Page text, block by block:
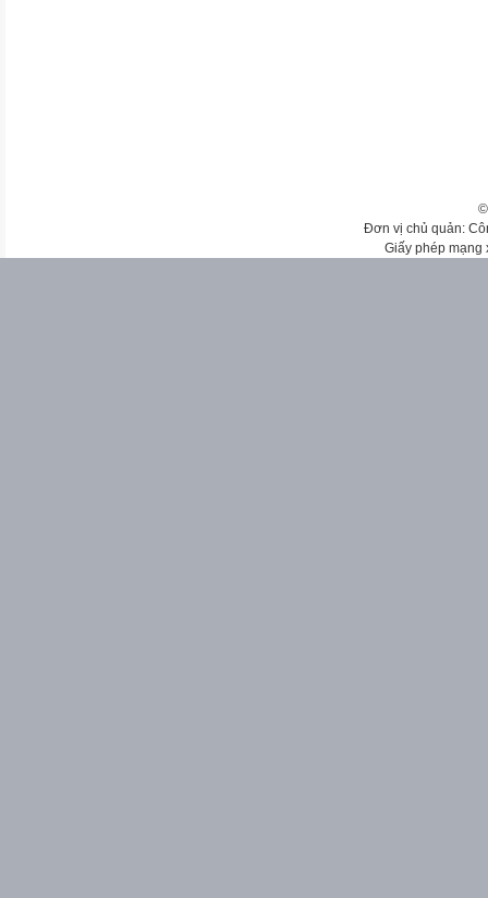
Đơn vị chủ quản:
Giấy phép mạng